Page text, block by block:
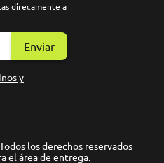
direcamente a
Enviar
y
los derechos reservados
el área de entrega.